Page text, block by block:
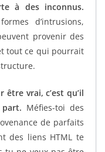
à des inconnus.
d’intrusions,
provenir des
tout ce qui pourrait
être vrai, c’est qu’il
Méfies-toi des
de parfaits
des liens HTML te